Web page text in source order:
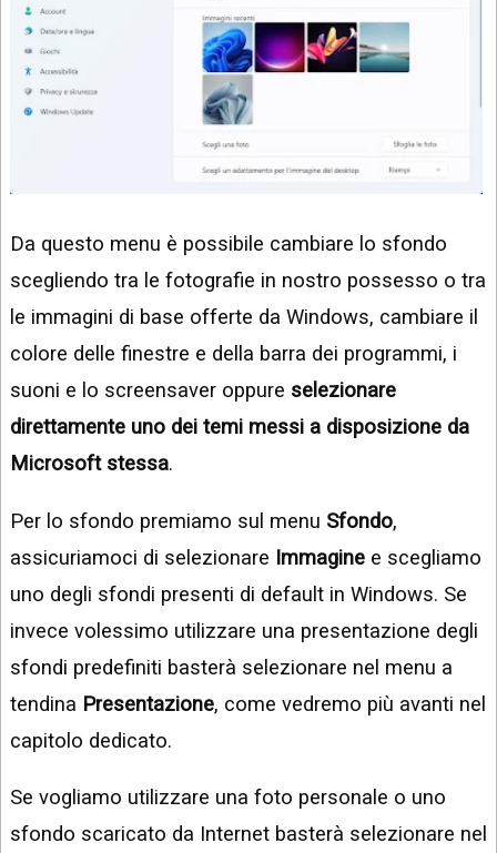
Da questo menu è possibile cambiare lo sfondo
scegliendo tra le fotografie in nostro possesso o tra
le immagini di base offerte da Windows, cambiare il
colore delle finestre e della barra dei programmi, i
suoni e lo screensaver oppure selezionare
direttamente uno dei temi messi a disposizione da
Microsoft stessa.
Per lo sfondo premiamo sul menu Sfondo,
assicuriamoci di selezionare Immagine e scegliamo
uno degli sfondi presenti di default in Windows. Se
invece volessimo utilizzare una presentazione degli
sfondi predefiniti basterà selezionare nel menu a
tendina Presentazione, come vedremo più avanti nel
capitolo dedicato.
Se vogliamo utilizzare una foto personale o uno
sfondo scaricato da Internet basterà selezionare nel